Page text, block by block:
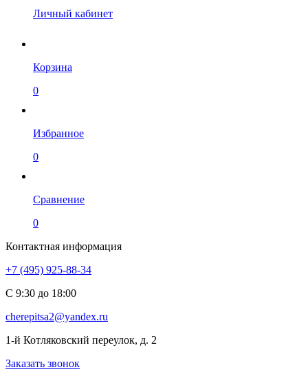
Личный кабинет
Корзина
0
Избранное
0
Сравнение
0
Контактная информация
+7 (495) 925-88-34
С 9:30 до 18:00
cherepitsa2@yandex.ru
1-й Котляковский переулок, д. 2
Заказать звонок